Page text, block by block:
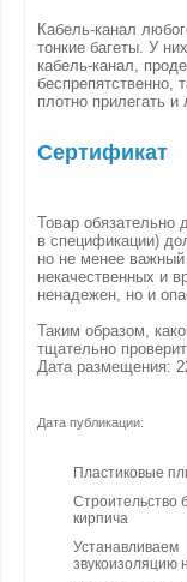
Кабель-канал
тонкие багеты. У
кабель-канал,
беспрепятственно,
плотно прилегать и
Сертификат
Товар обязательно
в спецификации)
но не менее важный
некачественных и
ненадежен, но и
Таким образом,
тщательно
Дата размещения:
Дата публикации:
Пластиковые
Строительство
кирпича
Устанавливаем
звукоизоляцию